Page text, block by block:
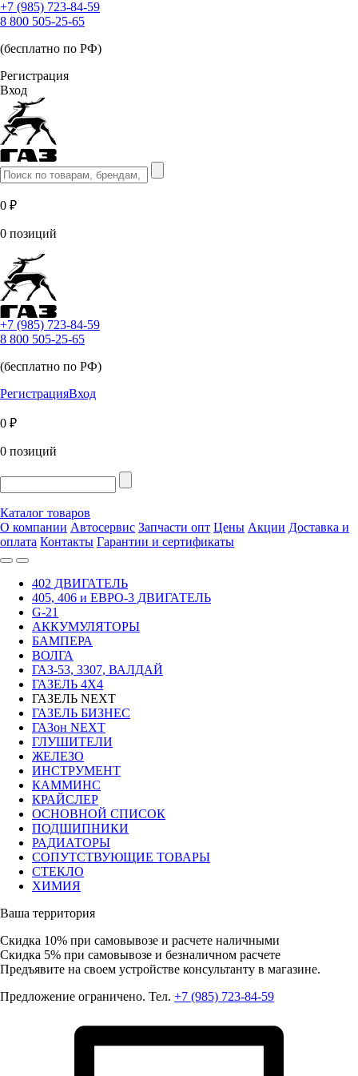
+7 (985) 723-84-59
8 800 505-25-65
(бесплатно по РФ)
Регистрация
Вход
0 ₽
0 позиций
+7 (985) 723-84-59
8 800 505-25-65
(бесплатно по РФ)
РегистрацияВход
0 ₽
0 позиций
Каталог товаров
О компании Автосервис Запчасти опт Цены Акции Доставка и
оплата Контакты Гарантии и сертификаты
402 ДВИГАТЕЛЬ
405, 406 и ЕВРО-3 ДВИГАТЕЛЬ
G-21
АККУМУЛЯТОРЫ
БАМПЕРА
ВОЛГА
ГАЗ-53, 3307, ВАЛДАЙ
ГАЗЕЛЬ 4Х4
ГАЗЕЛЬ NEXT
ГАЗЕЛЬ БИЗНЕС
ГАЗон NEXT
ГЛУШИТЕЛИ
ЖЕЛЕЗО
ИНСТРУМЕНТ
КАММИНС
КРАЙСЛЕР
ОСНОВНОЙ СПИСОК
ПОДШИПНИКИ
РАДИАТОРЫ
СОПУТСТВУЮЩИЕ ТОВАРЫ
СТЕКЛО
ХИМИЯ
Ваша территория
Скидка 10% при самовывозе и расчете наличными
Скидка 5% при самовывозе и безналичном расчете
Предъявите на своем устройстве консультанту в магазине.
Предложение ограничено. Тел. +7 (985) 723-84-59